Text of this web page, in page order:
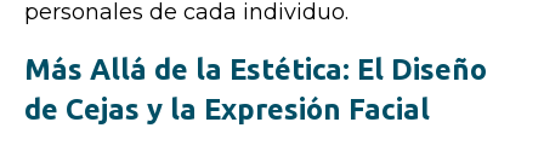
personales de cada individuo.
Más Allá de la Estética: El Diseño
de Cejas y la Expresión Facial